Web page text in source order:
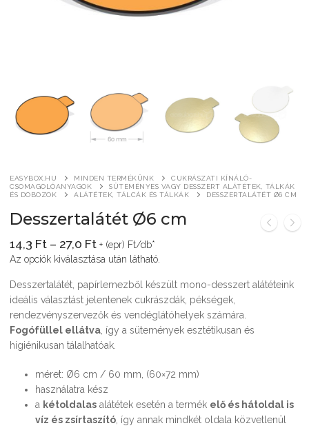
Szögletes tortaalátétek
Tortadobozok
Bonbon dobozok
Makaron csomagolás
Átlátszó hengeres dobozok
Fagylalt, kürtős és waffletölcsérek
Pizza csomagolás
Tölcsérek
Wrap, tortilla, gyros csomagolás
Kereskedelem
Gipszöntő formák
Névre szóló céges ajándék
TELJES TERMÉKLISTA
SOHA – könyv a
gyermekbántalmazásról
EASYBOX.HU MINDEN TERMÉKÜNK
CUKRÁSZATI KÍNÁLÓ-
CSOMAGOLÓANYAGOK
SÜTEMÉNYES VAGY DESSZERT ALÁTÉTEK, TÁLKÁK
ÉS DOBOZOK
ALÁTÉTEK, TÁLCÁK ÉS TÁLKÁK DESSZERTALÁTÉT Ø6 CM
Desszertalátét Ø6 cm
14,3 Ft – 27,0 Ft Ártartomány:
14,3 Ft
-
27,0 Ft
+ (epr) Ft/db*
Az opciók kiválasztása után látható.
Desszertalátét, papírlemezből készült mono-desszert alátéteink
ideális választást jelentenek cukrászdák, pékségek,
rendezvényszervezők és vendéglátóhelyek számára.
Fogófüllel ellátva , így a sütemények esztétikusan és
higiénikusan tálalhatóak.
méret: Ø6 cm / 60 mm, (60×72 mm)
használatra kész
a kétoldalasalátétek esetén a termék elő és hátoldal is
víz és zsírtaszító, így annak mindkét oldala közvetlenül